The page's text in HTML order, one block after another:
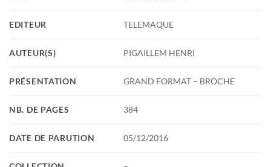
EDITEUR TELEMAQUE
AUTEUR(S) PIGAILLEM HENRI
PRÉSENTATION GRAND FORMAT – BROCHE
NB. DE PAGES 384
DATE DE PARUTION 05/12/2016